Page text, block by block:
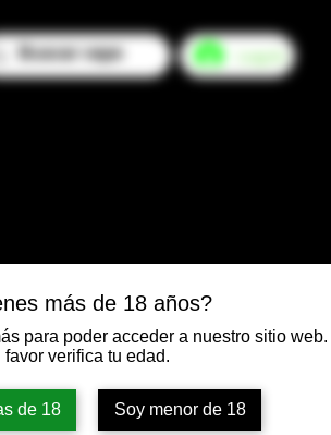
más de 18 años?
para poder acceder a nuestro sitio web.
favor verifica tu edad.
de 18 Soy menor de 18
Log In